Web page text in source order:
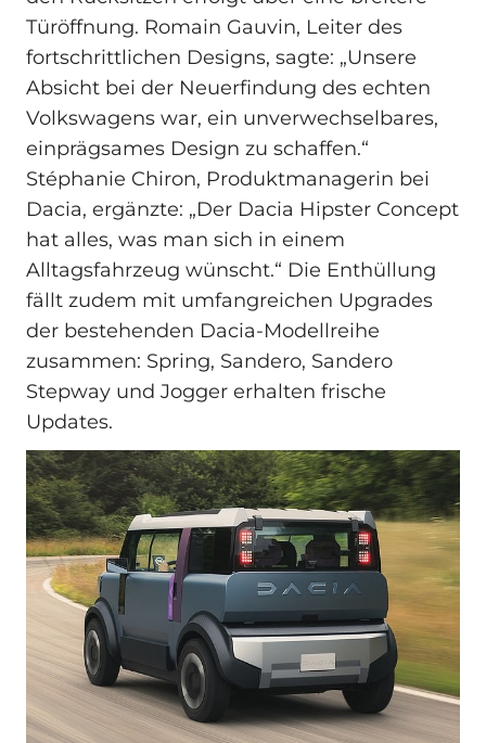
Türöffnung. Romain Gauvin, Leiter des
fortschrittlichen Designs, sagte: „Unsere
Absicht bei der Neuerfindung des echten
Volkswagens war, ein unverwechselbares,
einprägsames Design zu schaffen.“
Stéphanie Chiron, Produktmanagerin bei
Dacia, ergänzte: „Der Dacia Hipster Concept
hat alles, was man sich in einem
Alltagsfahrzeug wünscht.“ Die Enthüllung
fällt zudem mit umfangreichen Upgrades
der bestehenden Dacia‑Modellreihe
zusammen: Spring, Sandero, Sandero
Stepway und Jogger erhalten frische
Updates.